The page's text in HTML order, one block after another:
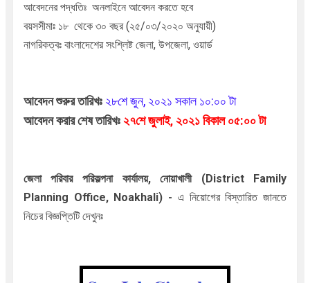
আবেদনের পদ্ধতিঃ অনলাইনে আবেদন করতে হবে
বয়সসীমাঃ ১৮ থেকে ৩০ বছর (২৫/০৩/২০২০ অনুযায়ী)
নাগরিকত্বঃ বাংলাদেশের সংশ্লিষ্ট জেলা, উপজেলা, ওয়ার্ড
আবেদন শুরুর তারিখঃ ২৮শেজুন, ২০২১ সকাল ১০:০০ টা
আবেদন করার শেষ তারিখঃ২৭শে জুলাই, ২০২১ বিকাল ০৫:০০ টা
জেলা পরিবার পরিকল্পনা কার্যালয়, নোয়াখালী (District Family
Planning Office, Noakhali) - এ নিয়োগের বিস্তারিত জানতে
নিচের বিজ্ঞপ্তিটি দেখুনঃ